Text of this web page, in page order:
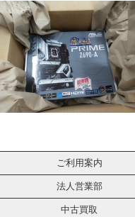
ご利用案内
法人営業部
中古買取